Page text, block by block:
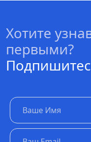
Хотите
первыми?